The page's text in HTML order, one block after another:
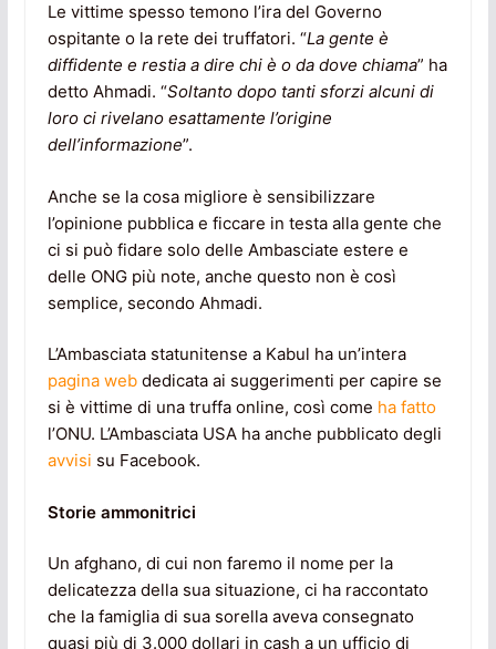
Le vittime spesso temono l’ira del Governo
ospitante o la rete dei truffatori. “La gente è
diffidente e restia a dire chi è o da dove chiama” ha
detto Ahmadi. “Soltanto dopo tanti sforzi alcuni di
loro ci rivelano esattamente l’origine
dell’informazione”.
Anche se la cosa migliore è sensibilizzare
l’opinione pubblica e ficcare in testa alla gente che
ci si può fidare solo delle Ambasciate estere e
delle ONG più note, anche questo non è così
semplice, secondo Ahmadi.
L’Ambasciata statunitense a Kabul ha un’intera
pagina webdedicata ai suggerimenti per capire se
si è vittime di una truffa online, così come ha fatto
l’ONU. L’Ambasciata USA ha anche pubblicato degli
avvisi su Facebook.
Storie ammonitrici
Un afghano, di cui non faremo il nome per la
delicatezza della sua situazione, ci ha raccontato
che la famiglia di sua sorella aveva consegnato
quasi più di 3.000 dollari in cash a un ufficio di